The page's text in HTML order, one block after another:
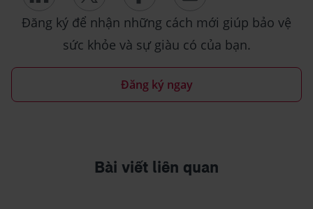
Đăng ký để nhận những cách mới giúp bảo vệ
sức khỏe và sự giàu có của bạn.
Đăng ký ngay
Bài viết liên quan